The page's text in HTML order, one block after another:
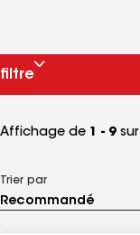
filtre
Affichage de 1 - 9 sur
Trier par